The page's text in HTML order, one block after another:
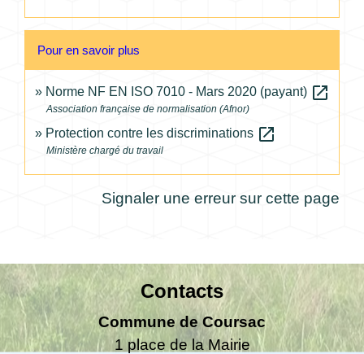
Pour en savoir plus
Norme NF EN ISO 7010 - Mars 2020 (payant) open_in_new
Association française de normalisation (Afnor)
Protection contre les discriminations open_in_new
Ministère chargé du travail
Signaler une erreur sur cette page
Contacts
Commune de Coursac
1 place de la Mairie